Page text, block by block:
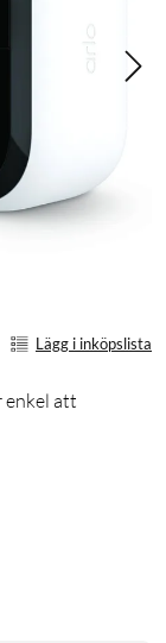
Lägg i inköpslista
enkel att